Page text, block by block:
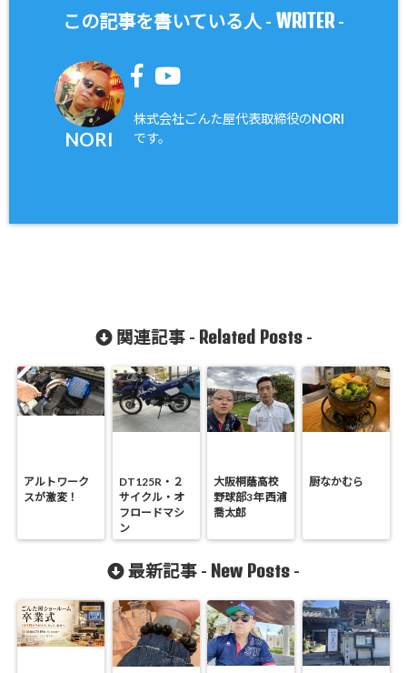
この記事を書いている人 - WRITER-
NORI
株式会社ごんた屋代表取締役のNORI
です。
関連記事 - Related Posts-
アルトワーク
スが激変！
DT125R・２
サイクル・オ
フロードマシ
ン
大阪桐蔭高校
野球部3年 西浦
喬太郎
厨なかむら
最新記事 - New Posts -